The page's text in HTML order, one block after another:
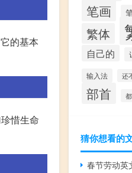
的基本
惜生命
笔画
繁体
自己的
输入法 还
部首
猜你想看的
春节劳动英